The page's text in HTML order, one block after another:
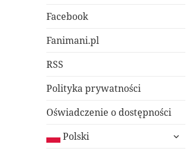
Facebook
Fanimani.pl
RSS
Polityka prywatności
Oświadczenie o dostępności
Polski
rozwiń